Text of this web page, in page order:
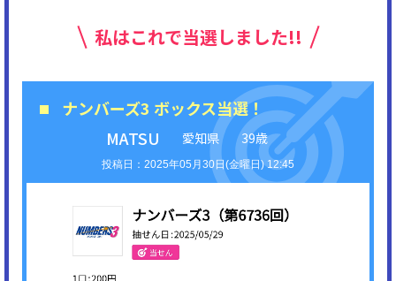
私はこれで当選しました!!
ナンバーズ3 ボックス当選！
MATSU
愛知県 39歳
2025年05月30日(金曜日) 12:45